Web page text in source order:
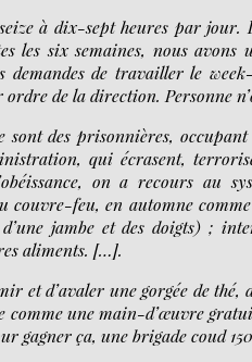
à dix-sept heures par
six semaines, nous avons
demandes de travailler le
de la direction. Personne
des prisonnières,
qui écrasent,
on a recours au
feu, en automne comme
jambe et des doigts) ;
aliments. […].
et d’avaler une gorgée de
une main-d’œuvre
gagner ça, une brigade coud